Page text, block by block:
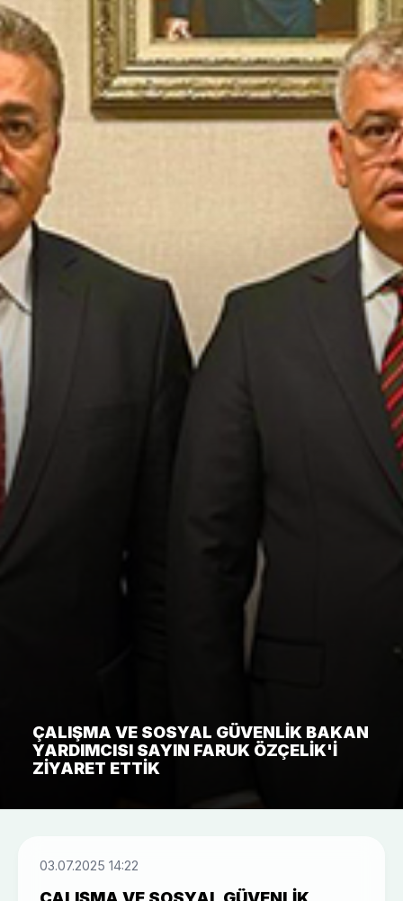
ÇALIŞMA VE SOSYAL GÜVENLIK BAKAN
YARDIMCISI SAYIN FARUK ÖZÇELIK'I
ZIYARET ETTIK
03.07.2025 14:22